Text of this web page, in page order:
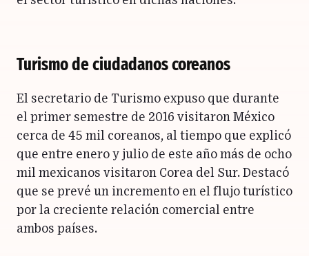
Turismo de ciudadanos coreanos
El secretario de Turismo expuso que durante
el primer semestre de 2016 visitaron México
cerca de 45 mil coreanos, al tiempo que explicó
que entre enero y julio de este año más de ocho
mil mexicanos visitaron Corea del Sur. Destacó
que se prevé un incremento en el flujo turístico
por la creciente relación comercial entre
ambos países.